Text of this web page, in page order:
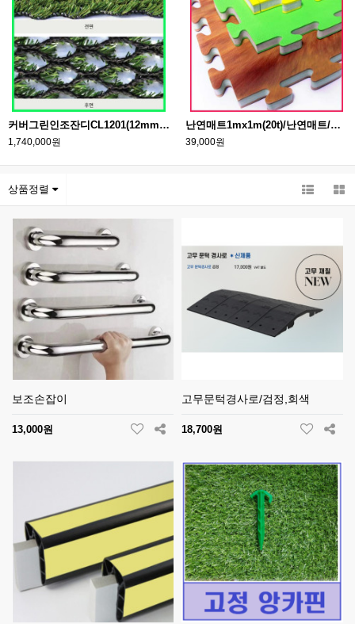
커버그린인조잔디CL1201(12mm) /커버그린/골프티박스,페어웨이,그린주변,조경용묘지,운동장,다목적구장등
1,740,000원
난연매트1mx1m(20t)/난연매트/난연인증,안전인증제품/시공별도문의/콘테이너휴게실등
39,000원
상품정렬
보조손잡이
13,000원
고무문턱경사로/검정,회색
18,700원